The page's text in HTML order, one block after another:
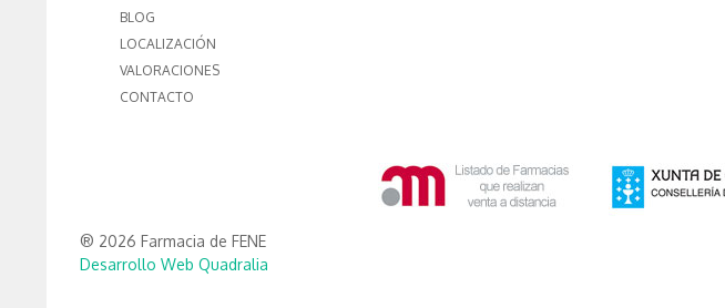
BLOG
LOCALIZACIÓN
VALORACIONES
CONTACTO
® 2026 Farmacia de FENE
Desarrollo Web Quadralia